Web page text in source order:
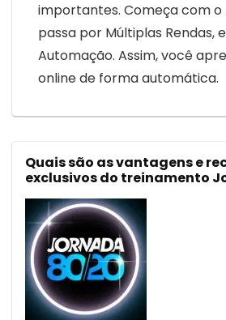
importantes. Começa com o
passa por Múltiplas Rendas,
Automação. Assim, você
online de forma automática.
Quais são as vantagens e
exclusivos do treinamento